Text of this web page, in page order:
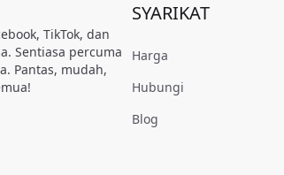
TikTok, dan
Sentiasa percuma
Pantas, mudah,
SYARIKAT
Harga
Hubungi
Blog